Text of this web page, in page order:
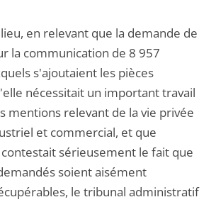
en relevant que la demande de
la communication de 8 957
s'ajoutaient les pièces
nécessitait un important travail
mentions relevant de la vie privée
et commercial, et que
sérieusement le fait que
soient aisément
le tribunal administratif